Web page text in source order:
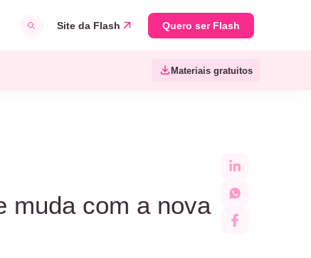
Site da Flash Quero ser Flash
Materiais gratuitos
muda com a nova